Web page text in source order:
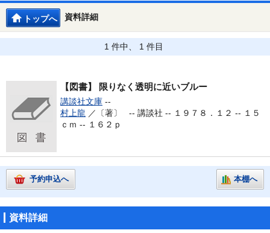
資料詳細
トップへ
1 件中、 1 件目
【図書】 限りなく透明に近いブルー
講談社文庫 --
村上龍 ／〔著〕 -- 講談社 -- １９７８．１２ -- １５
ｃｍ -- １６２ｐ
予約申込へ 本棚へ
資料詳細